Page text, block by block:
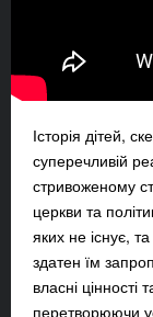
Історія дітей,
суперечливій
стривоженому
церкви та
яких не існує,
здатен їм
власні цінності
перетворюючи